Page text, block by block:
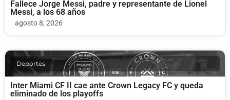
Fallece Jorge Messi, padre y representante de Lionel
Messi, a los 68 años
agosto 8, 2026
Deportes
Inter Miami CF II cae ante Crown Legacy FC y queda
eliminado de los playoffs